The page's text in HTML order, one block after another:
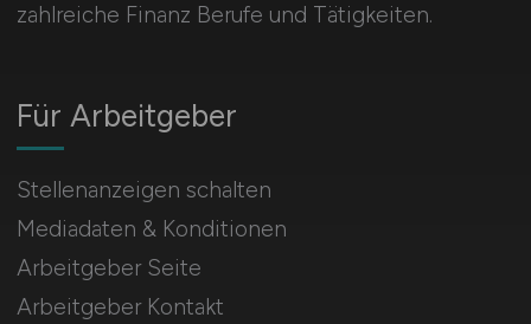
zahlreiche Finanz Berufe und Tätigkeiten.
Für Arbeitgeber
Stellenanzeigen schalten
Mediadaten & Konditionen
Arbeitgeber Seite
Arbeitgeber Kontakt